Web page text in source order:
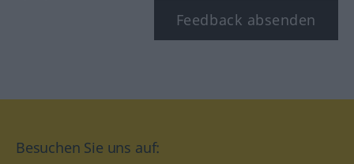
Feedback absenden
Besuchen Sie uns auf: